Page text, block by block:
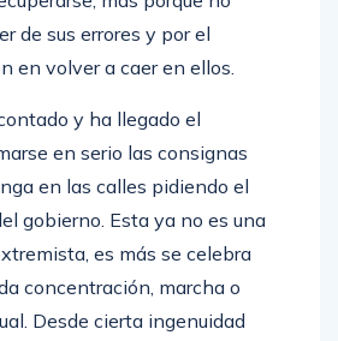
de sus errores y por el
en volver a caer en ellos.
y ha llegado el
en serio las consignas
en las calles pidiendo el
gobierno. Esta ya no es una
es más se celebra
concentración, marcha o
Desde cierta ingenuidad